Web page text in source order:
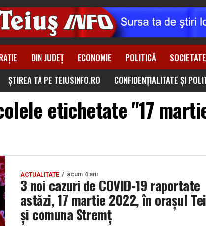
DIN JUDEȚ ECONOMIE POLITICĂ SOCIETATE
ȘTIREA TA PE TEIUSINFO.RO CONFIDENȚIALITATE ȘI
etichetate "17
ACTUALITATE acum 4 ani
3 noi cazuri de COVID-19 raportate
astăzi, 17 martie 2022, în orașul
și comuna Stremț